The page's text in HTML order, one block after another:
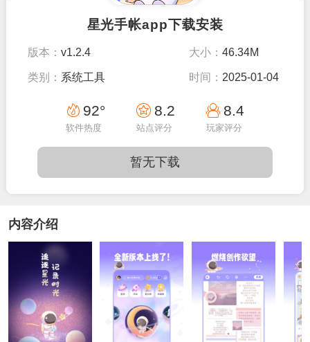
星光手帐app下载安装
版本：v1.2.4 大小：46.34M
类别： 系统工具 时间： 2025-01-04
15:50:05
92°
软件热度
8.2
站点评分
8.4
玩家评分
暂无下载
内容介绍